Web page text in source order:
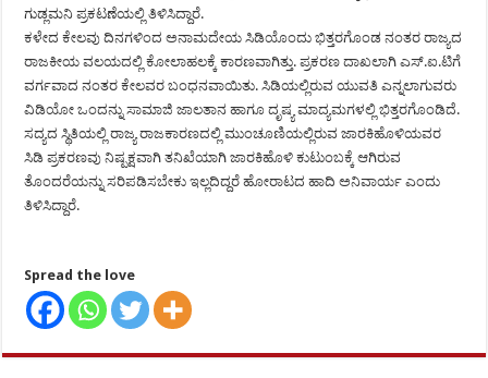
ಗುಡ್ಲಮನಿ ಪ್ರಕಟಣೆಯಲ್ಲಿ ತಿಳಿಸಿದ್ದಾರೆ.
ಕಳೇದ ಕೇಲವು ದಿನಗಳಿಂದ ಅನಾಮದೇಯ ಸಿಡಿಯೊಂದು ಭಿತ್ತರಗೊಂಡ ನಂತರ ರಾಜ್ಯದ
ರಾಜಕೀಯ ವಲಯದಲ್ಲಿ ಕೋಲಾಹಲಕ್ಕೆ ಕಾರಣವಾಗಿತ್ತು. ಪ್ರಕರಣ ದಾಖಲಾಗಿ ಎಸ್.ಐ.ಟಿಗೆ
ವರ್ಗವಾದ ನಂತರ ಕೇಲವರ ಬಂಧನವಾಯಿತು. ಸಿಡಿಯಲ್ಲಿರುವ ಯುವತಿ ಎನ್ನಲಾಗುವರು
ವಿಡಿಯೋ ಒಂದನ್ನು ಸಾಮಾಜಿ ಜಾಲತಾನ ಹಾಗೂ ದೃಷ್ಯ ಮಾದ್ಯಮಗಳಲ್ಲಿ ಭಿತ್ತರಗೊಂಡಿದೆ.
ಸದ್ಯದ ಸ್ಥಿತಿಯಲ್ಲಿ ರಾಜ್ಯ ರಾಜಕಾರಣದಲ್ಲಿ ಮುಂಚೂಣಿಯಲ್ಲಿರುವ ಜಾರಕಿಹೊಳಿಯವರ
ಸಿಡಿ ಪ್ರಕರಣವು ನಿಷ್ಪಕ್ಷವಾಗಿ ತನಿಖೆಯಾಗಿ ಜಾರಕಿಹೊಳಿ ಕುಟುಂಬಕ್ಕೆ ಆಗಿರುವ
ತೊಂದರೆಯನ್ನು ಸರಿಪಡಿಸಬೇಕು ಇಲ್ಲದಿದ್ದರೆ ಹೋರಾಟದ ಹಾದಿ ಅನಿವಾರ್ಯ ಎಂದು
ತಿಳಿಸಿದ್ದಾರೆ.
Spread the love